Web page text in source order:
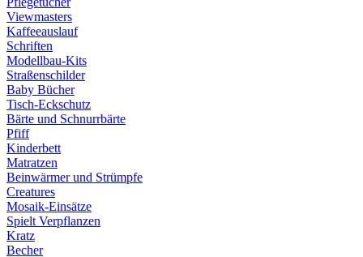
Viewmasters
Kaffeeauslauf
Schriften
Modellbau-Kits
Straßenschilder
Baby Bücher
Tisch-Eckschutz
Bärte und Schnurrbärte
Pfiff
Kinderbett
Matratzen
Beinwärmer und Strümpfe
Creatures
Mosaik-Einsätze
Spielt Verpflanzen
Kratz
Becher